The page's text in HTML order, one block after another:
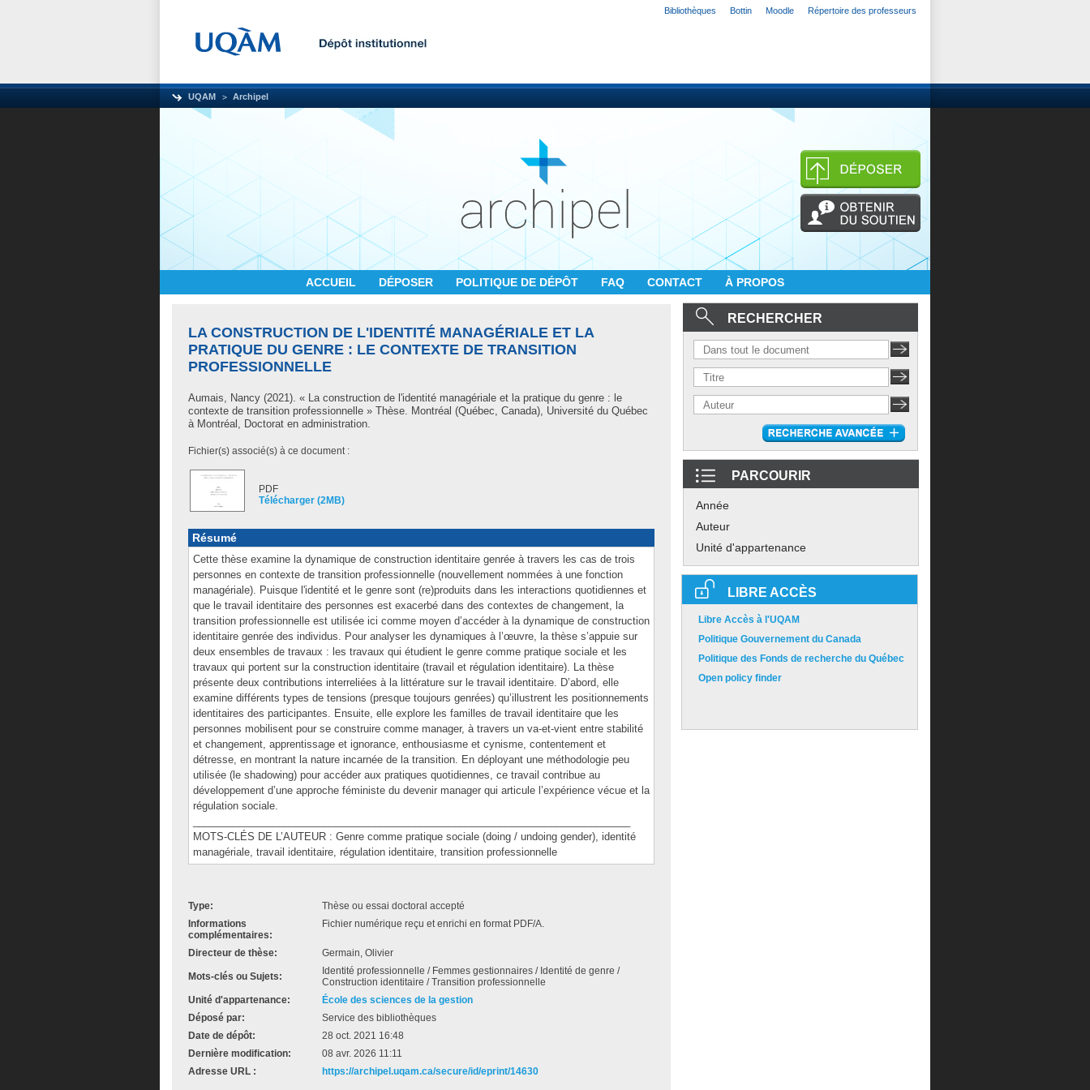
Bibliothèques Bottin Moodle Répertoire des professeurs
UQAM Archipel
ACCUEIL DÉPOSER POLITIQUE DE DÉPÔT FAQ CONTACT À PROPOS
LA CONSTRUCTION DE L'IDENTITÉ MANAGÉRIALE ET LA
PRATIQUE DU GENRE : LE CONTEXTE DE TRANSITION
PROFESSIONNELLE
Aumais, Nancy (2021). « La construction de l'identité managériale et la pratique du genre : le
contexte de transition professionnelle » Thèse. Montréal (Québec, Canada), Université du Québec
à Montréal, Doctorat en administration.
Fichier(s) associé(s) à ce document :
PDF
Télécharger (2MB)
Résumé
Cette thèse examine la dynamique de construction identitaire genrée à travers les cas de trois
personnes en contexte de transition professionnelle (nouvellement nommées à une fonction
managériale). Puisque l'identité et le genre sont (re)produits dans les interactions quotidiennes et
que le travail identitaire des personnes est exacerbé dans des contextes de changement, la
transition professionnelle est utilisée ici comme moyen d’accéder à la dynamique de construction
identitaire genrée des individus. Pour analyser les dynamiques à l’œuvre, la thèse s’appuie sur
deux ensembles de travaux : les travaux qui étudient le genre comme pratique sociale et les
travaux qui portent sur la construction identitaire (travail et régulation identitaire). La thèse
présente deux contributions interreliées à la littérature sur le travail identitaire. D’abord, elle
examine différents types de tensions (presque toujours genrées) qu’illustrent les positionnements
identitaires des participantes. Ensuite, elle explore les familles de travail identitaire que les
personnes mobilisent pour se construire comme manager, à travers un va-et-vient entre stabilité
et changement, apprentissage et ignorance, enthousiasme et cynisme, contentement et
détresse, en montrant la nature incarnée de la transition. En déployant une méthodologie peu
utilisée (le shadowing) pour accéder aux pratiques quotidiennes, ce travail contribue au
développement d’une approche féministe du devenir manager qui articule l’expérience vécue et la
régulation sociale.
MOTS-CLÉS DE L’AUTEUR : Genre comme pratique sociale (doing / undoing gender), identité
managériale, travail identitaire, régulation identitaire, transition professionnelle
Type:
Thèse ou essai doctoral accepté
Informations
complémentaires:
Fichier numérique reçu et enrichi en format PDF/A.
Directeur de thèse: Germain, Olivier
Mots-clés ou Sujets:
Identité professionnelle / Femmes gestionnaires / Identité de genre /
Construction identitaire / Transition professionnelle
Unité d'appartenance:
École des sciences de la gestion
Déposé par:
Service des bibliothèques
Date de dépôt:
28 oct. 2021 16:48
Dernière modification:
08 avr. 2026 11:11
Adresse URL :
https://archipel.uqam.ca/secure/id/eprint/14630
RECHERCHER
PARCOURIR
Année
Auteur
Unité d'appartenance
LIBRE ACCÈS
Libre Accès à l'UQAM
Politique Gouvernement du Canada
Politique des Fonds de recherche du Québec
Open policy finder